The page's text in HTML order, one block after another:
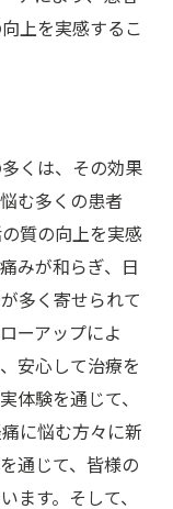
上を実感するこ
くは、その効果
む多くの患者
質の向上を実感
みが和らぎ、日
多く寄せられて
ーアップによ
安心して治療を
体験を通じて、
に悩む方々に新
通じて、皆様の
ます。そして、